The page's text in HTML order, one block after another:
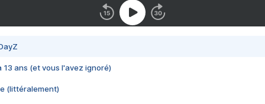
13 ans (et vous l'avez ignoré)
(littéralement)